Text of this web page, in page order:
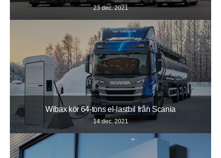
23 dec. 2021
Wibax kör 64-tons el-lastbil från Scania
14 dec. 2021